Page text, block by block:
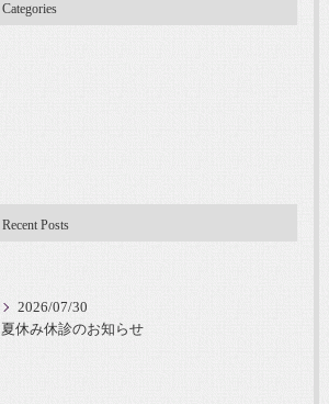
Categories
Recent Posts
2026/07/30
夏休み休診のお知らせ